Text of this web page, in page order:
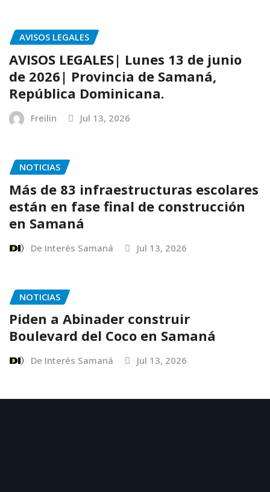
AVISOS LEGALES
AVISOS LEGALES| Lunes 13 de junio
de 2026| Provincia de Samaná,
República Dominicana.
Freilin Jul 13, 2026
NOTICIAS
Más de 83 infraestructuras escolares
están en fase final de construcción
en Samaná
De Interés Samaná Jul 13, 2026
NOTICIAS
Piden a Abinader construir
Boulevard del Coco en Samaná
De Interés Samaná Jul 13, 2026